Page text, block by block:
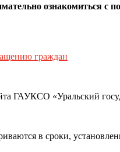
ознакомиться с
граждан
ГАУКСО «Уральский
в сроки,